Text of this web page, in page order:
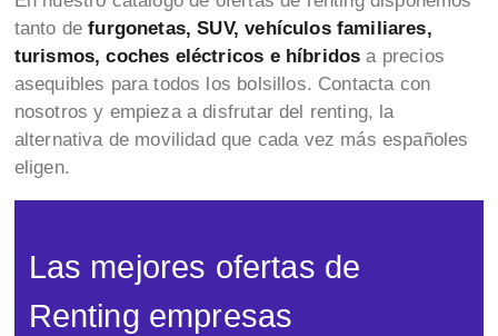
tanto defurgonetas, SUV, vehículos familiares,
turismos, coches eléctricos e híbridosa precios
asequibles para todos los bolsillos. Contacta con
nosotros y empieza a disfrutar del renting, la
alternativa de movilidad que cada vez más españoles
eligen.
Las mejores ofertas de
Renting empresas